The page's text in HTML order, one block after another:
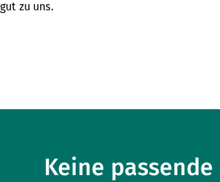
gut zu uns.
Keine